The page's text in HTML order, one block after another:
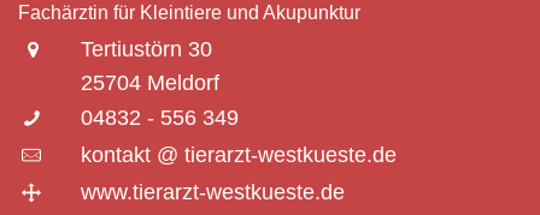
Fachärztin für Kleintiere und Akupunktur
Tertiustörn 30
25704 Meldorf
04832 - 556 349
kontakt @ tierarzt-westkueste.de
www.tierarzt-westkueste.de